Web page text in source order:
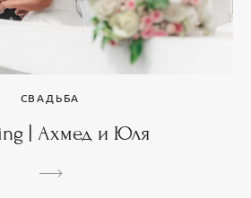
СВАДЬБА
| Ахмед и Юля